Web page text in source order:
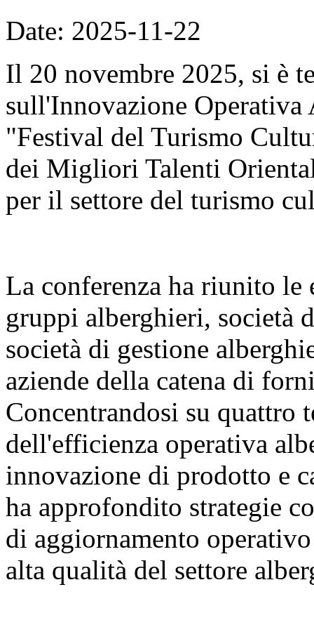
Date: 2025-11-22
Il 20 novembre 2025, si è
sull'Innovazione
"Festival del Turismo
dei Migliori Talenti
per il settore del turismo
La conferenza ha riunito
gruppi alberghieri, società
società di gestione
aziende della catena di
Concentrandosi su
dell'efficienza operativa
innovazione di prodotto e
ha approfondito strategie
di aggiornamento
alta qualità del settore